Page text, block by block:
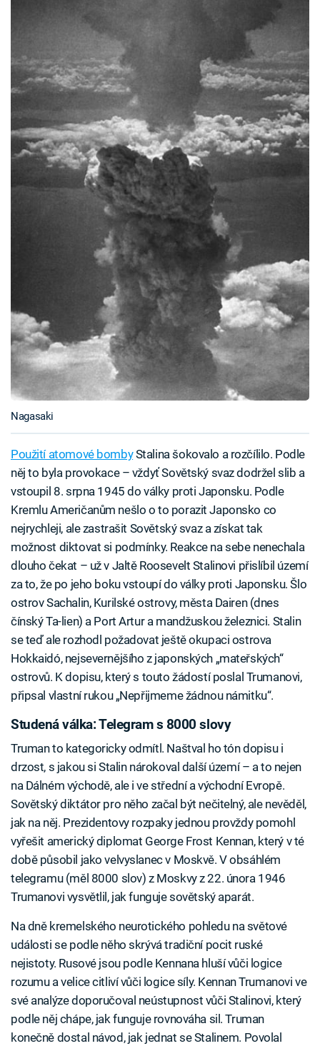
Nagasaki
Použití atomové bombyStalina šokovalo a rozčílilo. Podle
něj to byla provokace – vždyť Sovětský svaz dodržel slib a
vstoupil 8. srpna 1945 do války proti Japonsku. Podle
Kremlu Američanům nešlo o to porazit Japonsko co
nejrychleji, ale zastrašit Sovětský svaz a získat tak
možnost diktovat si podmínky. Reakce na sebe nenechala
dlouho čekat – už v Jaltě Roosevelt Stalinovi přislíbil území
za to, že po jeho boku vstoupí do války proti Japonsku. Šlo
ostrov Sachalin, Kurilské ostrovy, města Dairen (dnes
čínský Ta-lien) a Port Artur a mandžuskou železnici. Stalin
se teď ale rozhodl požadovat ještě okupaci ostrova
Hokkaidó, nejsevernějšího z japonských „mateřských“
ostrovů. K dopisu, který s touto žádostí poslal Trumanovi,
připsal vlastní rukou „Nepřijmeme žádnou námitku“.
Studená válka: Telegram s 8000 slovy
Truman to kategoricky odmítl. Naštval ho tón dopisu i
drzost, s jakou si Stalin nárokoval další území – a to nejen
na Dálném východě, ale i ve střední a východní Evropě.
Sovětský diktátor pro něho začal být nečitelný, ale nevěděl,
jak na něj. Prezidentovy rozpaky jednou provždy pomohl
vyřešit americký diplomat George Frost Kennan, který v té
době působil jako velvyslanec v Moskvě. V obsáhlém
telegramu (měl 8000 slov) z Moskvy z 22. února 1946
Trumanovi vysvětlil, jak funguje sovětský aparát.
Na dně kremelského neurotického pohledu na světové
události se podle něho skrývá tradiční pocit ruské
nejistoty. Rusové jsou podle Kennana hluší vůči logice
rozumu a velice citliví vůči logice síly. Kennan Trumanovi ve
své analýze doporučoval neústupnost vůči Stalinovi, který
podle něj chápe, jak funguje rovnováha sil. Truman
konečně dostal návod, jak jednat se Stalinem. Povolal